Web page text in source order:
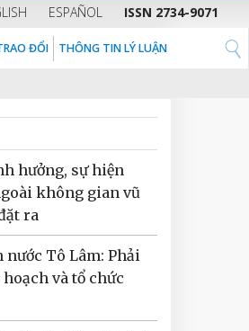
ESPAÑOL ISSN 2734-9071
ĐỔI THÔNG TIN LÝ LUẬN
hưởng, sự hiện
không gian vũ
ra
nước Tô Lâm: Phải
và tổ chức